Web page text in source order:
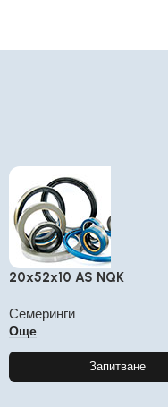
20x52x10 AS NQK
Семеринги
Още
Запитване